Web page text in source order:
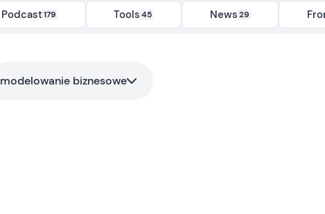
Podcast179 Tools 45 News29
modelowanie biznesowe